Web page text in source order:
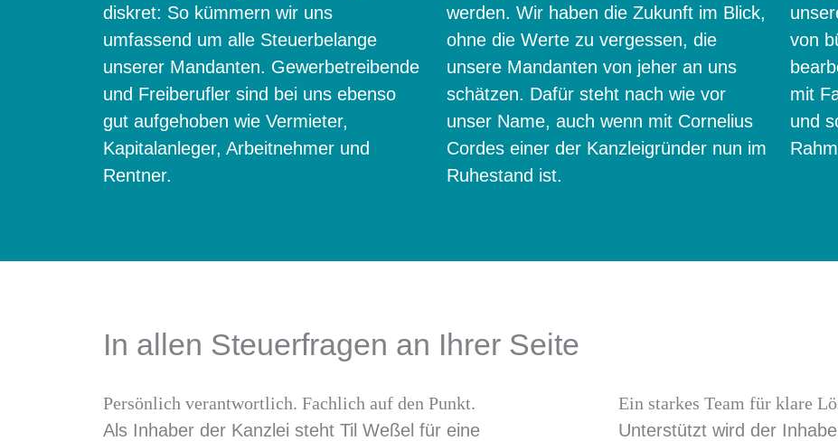
diskret: So kümmern wir uns
umfassend um alle Steuerbelange
unserer Mandanten. Gewerbetreibende
und Freiberufler sind bei uns ebenso
gut aufgehoben wie Vermieter,
Kapitalanleger, Arbeitnehmer und
Rentner.
werden. Wir haben die Zukunft im Blick,
ohne die Werte zu vergessen, die
unsere Mandanten von jeher an uns
schätzen. Dafür steht nach wie vor
unser Name, auch wenn mit Cornelius
Cordes einer der Kanzleigründer nun im
Ruhestand ist.
von
mit
und
In allen Steuerfragen an Ihrer Seite
Persönlich verantwortlich. Fachlich auf den Punkt.
Als Inhaber der Kanzlei steht Til Weßel für eine
Ein starkes Team für klare
Unterstützt wird der